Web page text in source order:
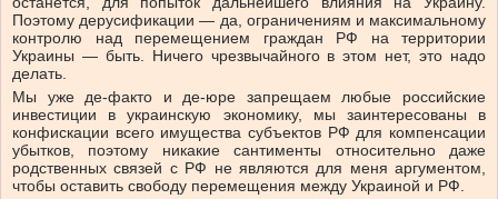
Поэтому дерусификации — да, ограничениям и максимальному
контролю над перемещением граждан РФ на территории
Украины — быть. Ничего чрезвычайного в этом нет, это надо
делать.
Мы уже де-факто и де-юре запрещаем любые российские
инвестиции в украинскую экономику, мы заинтересованы в
конфискации всего имущества субъектов РФ для компенсации
убытков, поэтому никакие сантименты относительно даже
родственных связей с РФ не являются для меня аргументом,
чтобы оставить свободу перемещения между Украиной и РФ.